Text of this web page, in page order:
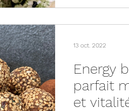
Energy
parfait
et
13 oct. 2022